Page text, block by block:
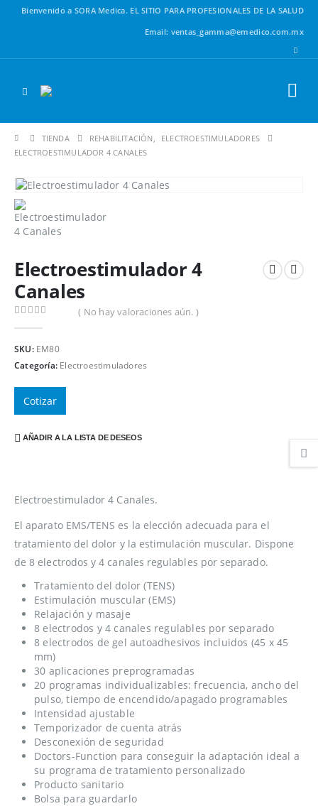
Bienvenido a SORA Medica. EL SITIO PARA PROFESIONALES DE LA SALUD
Email: ventas_gamma@emedico.com.mx
TIENDA REHABILITACIÓN,
ELECTROESTIMULADORES
ELECTROESTIMULADOR 4 CANALES
Electroestimulador 4
Canales
( No hay valoraciones aún. )
SKU: EM80
Categoría: Electroestimuladores
Cotizar
AÑADIR A LA LISTA DE DESEOS
Electroestimulador 4 Canales.
El aparato EMS/TENS es la elección adecuada para el
tratamiento del dolor y la estimulación muscular. Dispone
de 8 electrodos y 4 canales regulables por separado.
Tratamiento del dolor (TENS)
Estimulación muscular (EMS)
Relajación y masaje
8 electrodos y 4 canales regulables por separado
8 electrodos de gel autoadhesivos incluidos (45 x 45
mm)
30 aplicaciones preprogramadas
20 programas individualizables: frecuencia, ancho del
pulso, tiempo de encendido/apagado programables
Intensidad ajustable
Temporizador de cuenta atrás
Desconexión de seguridad
Doctors-Function para conseguir la adaptación ideal a
su programa de tratamiento personalizado
Producto sanitario
Bolsa para guardarlo